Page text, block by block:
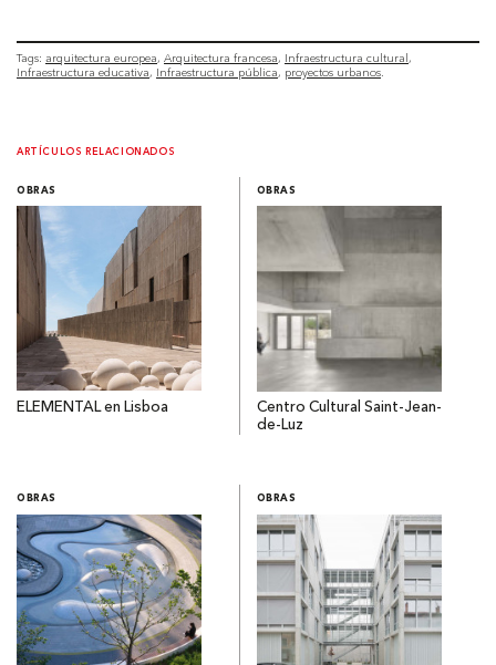
Tags: arquitectura europea Arquitectura francesa
Infraestructura cultural
Infraestructura educativa
Infraestructura pública proyectos urbanos
ARTÍCULOS RELACIONADOS
OBRAS
ELEMENTAL en Lisboa
OBRAS
Centro Cultural Saint-Jean-
de-Luz
OBRAS OBRAS